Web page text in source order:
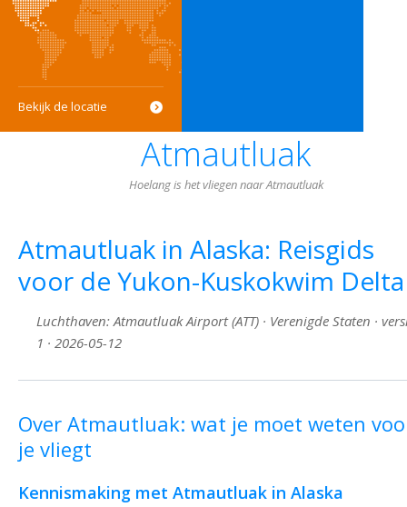
Bekijk de locatie
Atmautluak
Hoelang is het vliegen naar Atmautluak
Atmautluak in Alaska: Reisgids
voor de Yukon-Kuskokwim Delta
Luchthaven: Atmautluak Airport (ATT) · Verenigde Staten ·
1 · 2026-05-12
Over Atmautluak: wat je moet weten
je vliegt
Kennismaking met Atmautluak in Alaska